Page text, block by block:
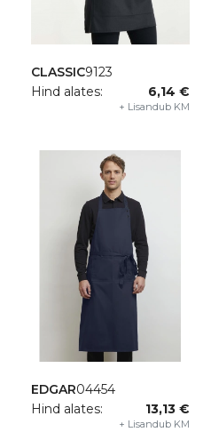
CLASSIC9123
Hind alates:
6,14 €
+ Lisandub KM
EDGAR04454
Hind alates:
13,13 €
+ Lisandub KM